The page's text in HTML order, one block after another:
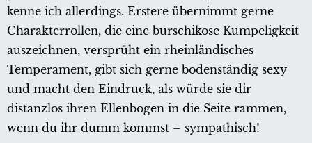
kenne ich allerdings. Erstere übernimmt gerne
Charakterrollen, die eine burschikose Kumpeligkeit
auszeichnen, versprüht ein rheinländisches
Temperament, gibt sich gerne bodenständig sexy
und macht den Eindruck, als würde sie dir
distanzlos ihren Ellenbogen in die Seite rammen,
wenn du ihr dumm kommst – sympathisch!